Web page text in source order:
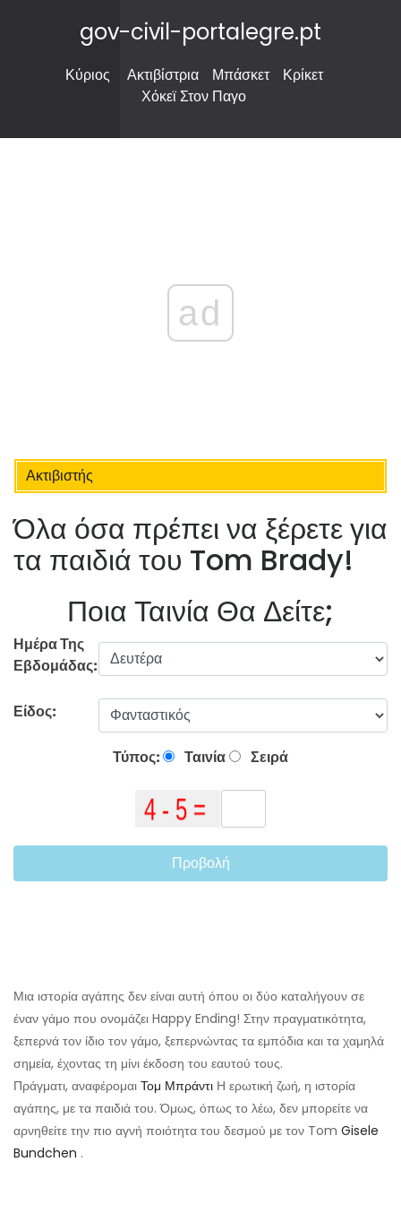
gov-civil-portalegre.pt
Κύριος Ακτιβίστρια Μπάσκετ
Κρίκετ
Χόκεϊ Στον Παγο
ad
Ακτιβιστής
Όλα όσα πρέπει να ξέρετε για
τα παιδιά του Tom Brady!
Ποια Ταινία Θα Δείτε;
Ημέρα Της
Εβδομάδας:
Είδος:
Τύπος: Ταινία Σειρά
Προβολή
Μια ιστορία αγάπης δεν είναι αυτή όπου οι δύο καταλήγουν σε
έναν γάμο που ονομάζει Happy Ending! Στην πραγματικότητα,
ξεπερνά τον ίδιο τον γάμο, ξεπερνώντας τα εμπόδια και τα χαμηλά
σημεία, έχοντας τη μίνι έκδοση του εαυτού τους.
Πράγματι, αναφέρομαι Τομ Μπράντι Η ερωτική ζωή, η ιστορία
αγάπης, με τα παιδιά του. Όμως, όπως το λέω, δεν μπορείτε να
αρνηθείτε την πιο αγνή ποιότητα του δεσμού με τον Tom Gisele
Bundchen .